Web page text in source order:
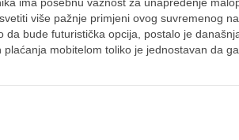
više pažnje primjeni ovog suvremenog
da bude futuristička opcija, postalo je
mobitelom toliko je jednostavan da